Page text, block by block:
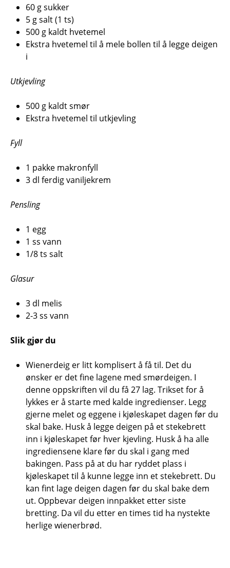
60 g sukker
5 g salt (1 ts)
500 g kaldt hvetemel
Ekstra hvetemel til å mele bollen til å legge deigen
i
Utkjevling
500 g kaldt smør
Ekstra hvetemel til utkjevling
Fyll
1 pakke makronfyll
3 dl ferdig vaniljekrem
Pensling
1 egg
1 ss vann
1/8 ts salt
Glasur
3 dl melis
2-3 ss vann
Slik gjør du
Wienerdeig er litt komplisert å få til. Det du
ønsker er det fine lagene med smørdeigen. I
denne oppskriften vil du få 27 lag. Trikset for å
lykkes er å starte med kalde ingredienser. Legg
gjerne melet og eggene i kjøleskapet dagen før du
skal bake. Husk å legge deigen på et stekebrett
inn i kjøleskapet før hver kjevling. Husk å ha alle
ingrediensene klare før du skal i gang med
bakingen. Pass på at du har ryddet plass i
kjøleskapet til å kunne legge inn et stekebrett. Du
kan fint lage deigen dagen før du skal bake dem
ut. Oppbevar deigen innpakket etter siste
bretting. Da vil du etter en times tid ha nystekte
herlige wienerbrød.